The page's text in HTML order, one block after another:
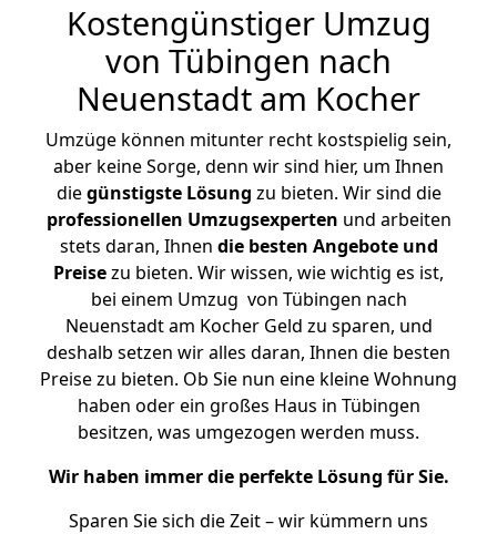
Kostengünstiger Umzug
von Tübingen nach
Neuenstadt am Kocher
Umzüge können mitunter recht kostspielig sein,
aber keine Sorge, denn wir sind hier, um Ihnen
diegünstigste Lösung zu bieten. Wir sind die
professionellen Umzugsexperten und arbeiten
stets daran, Ihnen die besten Angebote und
Preisezu bieten. Wir wissen, wie wichtig es ist,
bei einem Umzug von Tübingen nach
Neuenstadt am Kocher Geld zu sparen, und
deshalb setzen wir alles daran, Ihnen die besten
Preise zu bieten. Ob Sie nun eine kleine Wohnung
haben oder ein großes Haus in Tübingen
besitzen, was umgezogen werden muss.
Wir haben immer die perfekte Lösung für Sie.
Sparen Sie sich die Zeit – wir kümmern uns